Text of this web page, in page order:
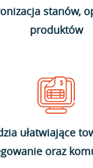
stanów,
produktów
ułatwiające
oraz